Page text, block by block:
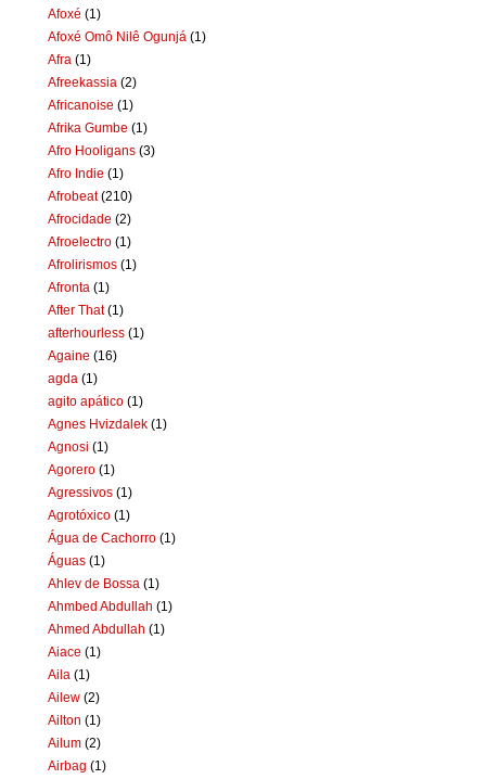
Afoxé (1)
Afoxé Omô Nilê Ogunjá (1)
Afra (1)
Afreekassia (2)
Africanoise (1)
Afrika Gumbe (1)
Afro Hooligans (3)
Afro Indie (1)
Afrobeat (210)
Afrocidade (2)
Afroelectro (1)
Afrolirismos (1)
Afronta (1)
After That (1)
afterhourless (1)
Againe (16)
agda (1)
agito apático (1)
Agnes Hvizdalek (1)
Agnosi (1)
Agorero (1)
Agressivos (1)
Agrotóxico (1)
Água de Cachorro (1)
Águas (1)
Ahlev de Bossa (1)
Ahmbed Abdullah (1)
Ahmed Abdullah (1)
Aiace (1)
Aila (1)
Ailew (2)
Ailton (1)
Ailum (2)
Airbag (1)